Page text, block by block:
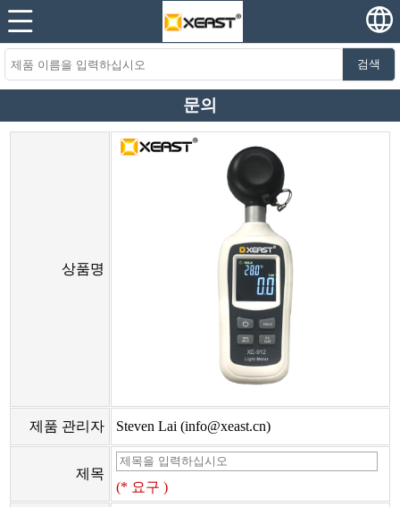
검색
문의
상품명
제품 관리자 Steven Lai (info@xeast.cn)
제목
(* 요구 )